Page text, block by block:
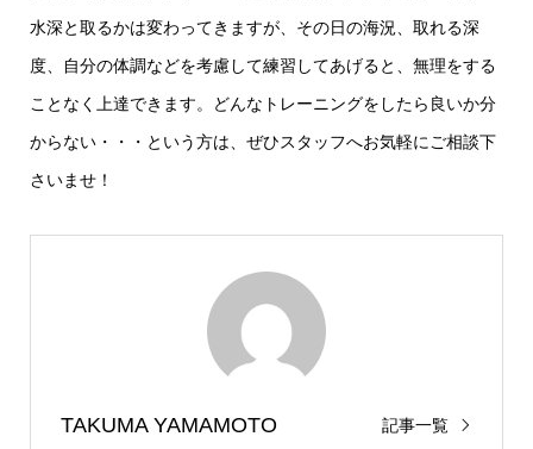
水深と取るかは変わってきますが、その日の海況、取れる深
度、自分の体調などを考慮して練習してあげると、無理をする
ことなく上達できます。どんなトレーニングをしたら良いか分
からない・・・という方は、ぜひスタッフへお気軽にご相談下
さいませ！
TAKUMA YAMAMOTO 記事一覧